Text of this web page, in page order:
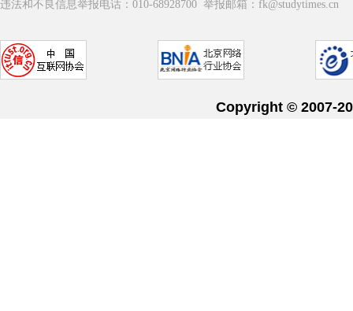
违法和不良信息举报电话：010-68928700 举报邮箱：fk@studytimes.cn
Copyright © 2007-